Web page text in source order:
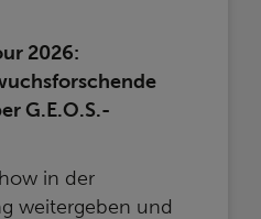
2026:
G.E.O.S.-
in der
weitergeben und